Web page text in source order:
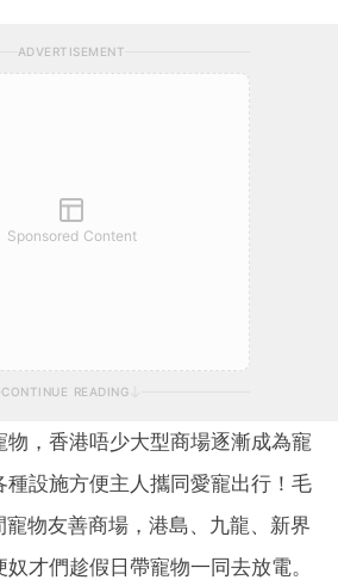
ADVERTISEMENT
Sponsored Content
CONTINUE READING
，香港唔少大型商場逐漸成為寵
種設施方便主人攜同愛寵出行！毛
寵物友善商場，港島、九龍、新界
才們趁假日帶寵物一同去放電。